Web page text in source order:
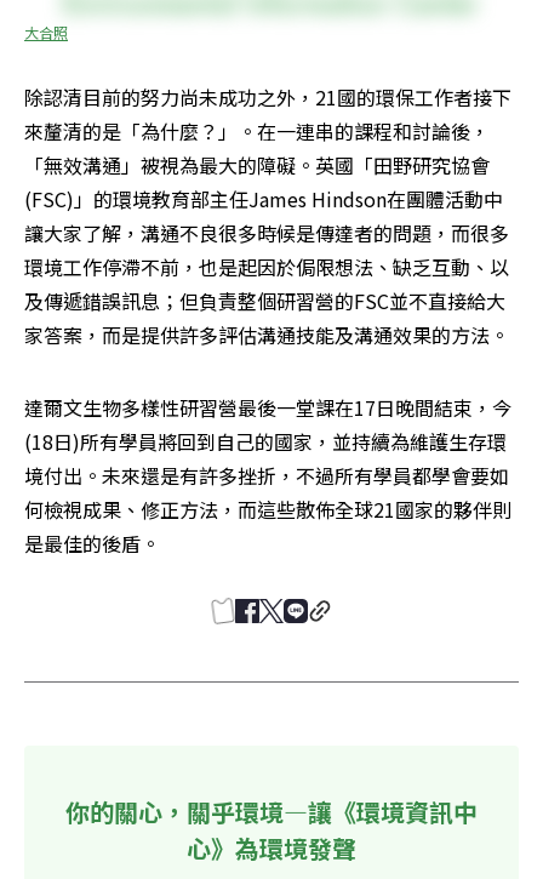
大合照
除認清目前的努力尚未成功之外，21國的環保工作者接下
來釐清的是「為什麼？」。在一連串的課程和討論後，
「無效溝通」被視為最大的障礙。英國「田野研究協會
(FSC)」的環境教育部主任James Hindson在團體活動中
讓大家了解，溝通不良很多時候是傳達者的問題，而很多
環境工作停滯不前，也是起因於侷限想法、缺乏互動、以
及傳遞錯誤訊息；但負責整個研習營的FSC並不直接給大
家答案，而是提供許多評估溝通技能及溝通效果的方法。
達爾文生物多樣性研習營最後一堂課在17日晚間結束，今
(18日)所有學員將回到自己的國家，並持續為維護生存環
境付出。未來還是有許多挫折，不過所有學員都學會要如
何檢視成果、修正方法，而這些散佈全球21國家的夥伴則
是最佳的後盾。
你的關心，關乎環境—讓《環境資訊中
心》為環境發聲